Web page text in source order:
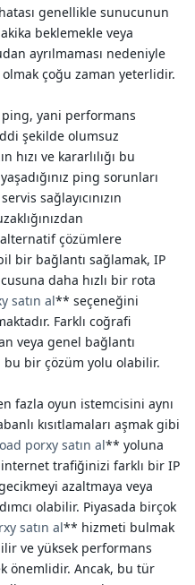
genellikle sunucunun
beklemekle veya
ayrılmaması nedeniyle
çoğu zaman yeterlidir.
ping, yani performans
şekilde olumsuz
hızı ve kararlılığı bu
ping sorunları
sağlayıcınızın
alternatif çözümlere
bir bağlantı sağlamak, IP
daha hızlı bir rota
satın al** seçeneğini
Farklı coğrafi
veya genel bağlantı
bir çözüm yolu olabilir.
fazla oyun istemcisini aynı
kısıtlamaları aşmak gibi
porxy satın al** yoluna
trafiğinizi farklı bir IP
azaltmaya veya
olabilir. Piyasada birçok
satın al** hizmeti bulmak
ve yüksek performans
önemlidir. Ancak, bu tür